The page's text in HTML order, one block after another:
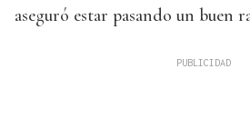
aseguró estar pasando un buen